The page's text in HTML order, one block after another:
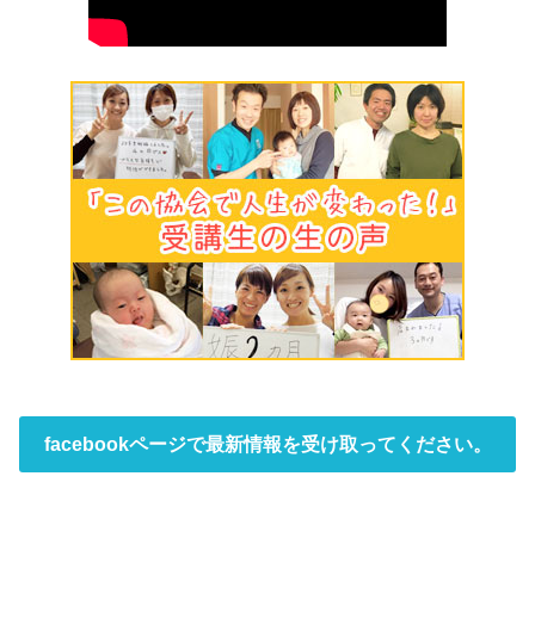
facebookページで最新情報を受け取ってください。